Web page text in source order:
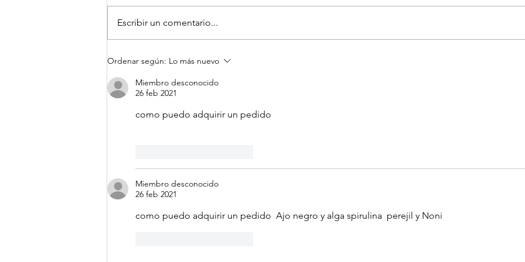
Extracto ajo negro y
Escribir un comentario...
Ordenar según: Lo más nuevo
Miembro desconocido
26 feb 2021
como puedo adquirir un pedido
Miembro desconocido
26 feb 2021
como puedo adquirir un pedido  Ajo negro y alga spirulina  perejil y Noni